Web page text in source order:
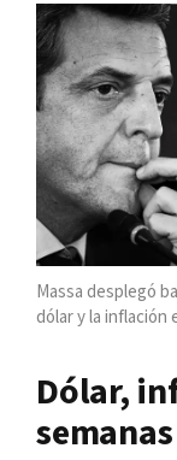
Massa desplegó
dólar y la inflación
Dólar,